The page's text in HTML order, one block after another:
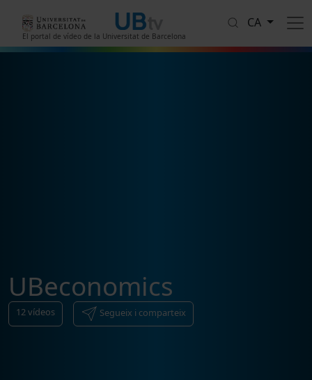
El portal de vídeo de la Universitat de Barcelona
CA
UBeconomics
12vídeos Segueix i comparteix